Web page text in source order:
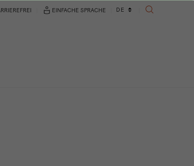
EINFACHE SPRACHE
Sprachwechsler
DE
SUCHE